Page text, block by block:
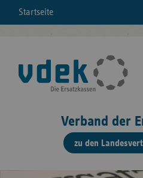
Startseite
Verband der
zu den